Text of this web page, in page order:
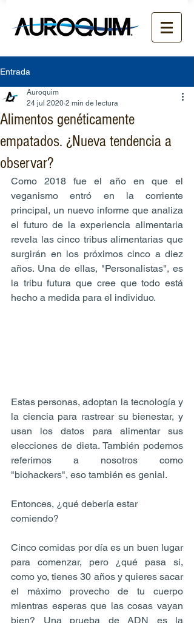
Entrada
Alimentos genéticamente
empatados. ¿Nueva tendencia a
observar?
Auroquim
24 jul 2020 2 min de lectura
Como 2018 fue el año en que el
veganismo entró en la corriente
principal, un nuevo informe que analiza
el futuro de la experiencia alimentaria
revela las cinco tribus alimentarias que
surgirán en los próximos cinco a diez
años. Una de ellas, "Personalistas", es
la tribu futura que cree que todo está
hecho a medida para el individuo.
Estas personas, adoptan la tecnología y
la ciencia para rastrear su bienestar, y
usan los datos para alimentar sus
elecciones de dieta. También podemos
referirnos a nosotros como
"biohackers", eso también es genial.
Entonces, ¿qué debería estar
comiendo?
Cinco comidas por día es un buen lugar
para comenzar, pero ¿qué pasa si,
como yo, tienes 30 años y quieres sacar
el máximo provecho de tu cuerpo
mientras esperas que las cosas vayan
bien? Una prueba de ADN es la